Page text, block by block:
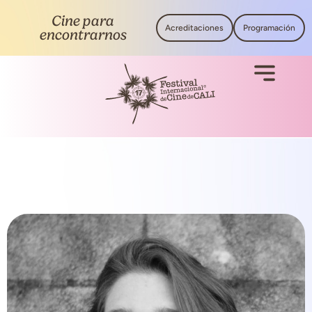
Cine para
encontrarnos
Acreditaciones Programación